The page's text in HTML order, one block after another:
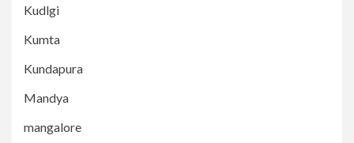
Kudlgi
Kumta
Kundapura
Mandya
mangalore